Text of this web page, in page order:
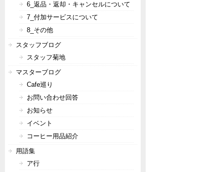
6_返品・返却・キャンセルについて
7_付加サービスについて
8_その他
スタッフブログ
スタッフ菊地
マスターブログ
Cafe巡り
お問い合わせ回答
お知らせ
イベント
コーヒー用品紹介
用語集
ア行